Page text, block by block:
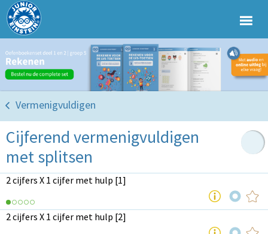
Vermenigvuldigen
Cijferend vermenigvuldigen
met splitsen
2 cijfers X 1 cijfer met hulp [1]
2 cijfers X 1 cijfer met hulp [2]